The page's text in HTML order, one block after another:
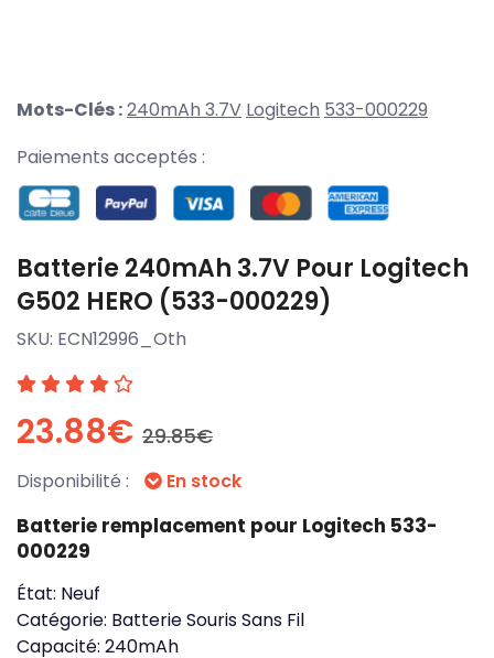
Mots-Clés :240mAh 3.7V Logitech 533-000229
Paiements acceptés :
Batterie 240mAh 3.7V Pour Logitech
G502 HERO (533-000229)
SKU: ECN12996_Oth
23.88€ 29.85€
Disponibilité : En stock
Batterie remplacement pour Logitech 533-
000229
État: Neuf
Catégorie: Batterie Souris Sans Fil
Capacité: 240mAh